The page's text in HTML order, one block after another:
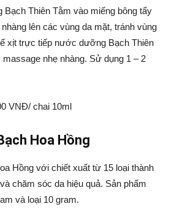
Thiên Tằm vào miếng bông tẩy
lên các vùng da mặt, tránh vùng
xịt trực tiếp nước dưỡng Bạch Thiên
nhẹ nhàng. Sử dụng 1 – 2
VNĐ/ chai 10ml
Hoa Hồng
Hồng với chiết xuất từ 15 loại thành
chăm sóc da hiệu quả. Sản phẩm
và loại 10 gram.